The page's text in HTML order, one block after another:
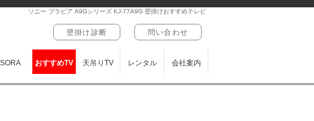
ソニー ブラビア A9Gシリーズ KJ-77A9G 壁掛けおすすめテレビ
壁掛け診断 問い合わせ
SORA おすすめTV 天吊りTV レンタル 会社案内